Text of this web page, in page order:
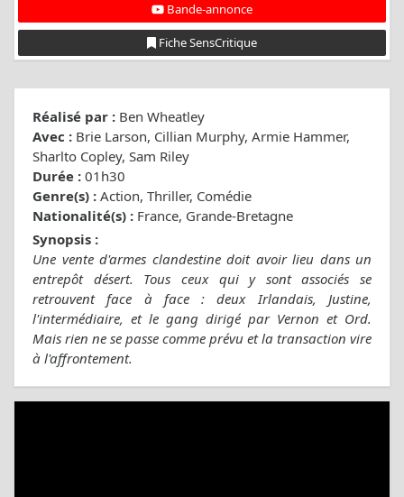
Bande-annonce
Fiche SensCritique
Réalisé par : Ben Wheatley
Avec : Brie Larson, Cillian Murphy, Armie Hammer,
Sharlto Copley, Sam Riley
Durée : 01h30
Genre(s) : Action, Thriller, Comédie
Nationalité(s) : France, Grande-Bretagne
Synopsis :
Une vente d'armes clandestine doit avoir lieu dans un
entrepôt désert. Tous ceux qui y sont associés se
retrouvent face à face : deux Irlandais, Justine,
l'intermédiaire, et le gang dirigé par Vernon et Ord.
Mais rien ne se passe comme prévu et la transaction vire
à l'affrontement.